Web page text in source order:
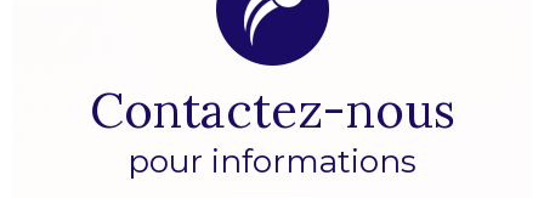
Contactez-nous
pour informations